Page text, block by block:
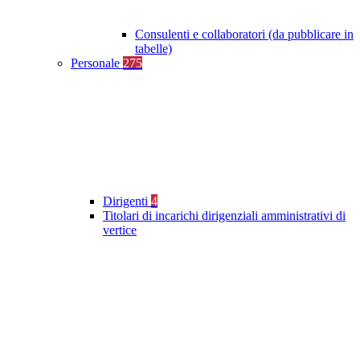
Consulenti e collaboratori (da pubblicare in
tabelle)
Personale 275
Dirigenti 4
Titolari di incarichi dirigenziali amministrativi di
vertice